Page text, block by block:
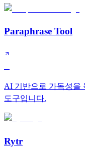
Paraphrase Tool
AI 기반으로 가독성을
도구입니다.
Rytr